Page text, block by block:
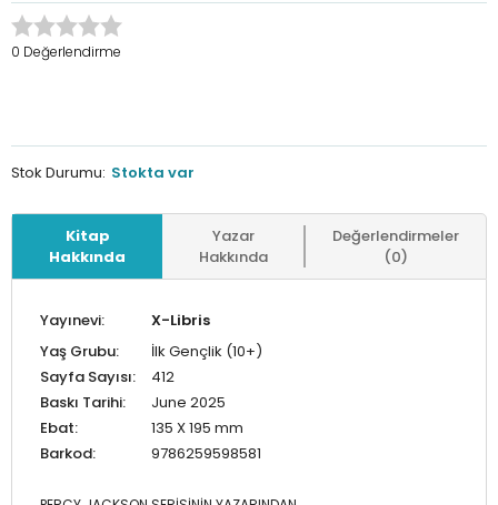
0 Değerlendirme
Stok Durumu: Stokta var
Kitap
Hakkında
Yazar
Hakkında
Değerlendirmeler
(0)
Yayınevi:
X-Libris
Yaş Grubu:
İlk Gençlik (10+)
Sayfa Sayısı:
412
Baskı Tarihi:
June 2025
Ebat:
135 X 195 mm
Barkod:
9786259598581